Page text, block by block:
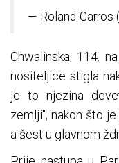
— Roland-Garros
Chwalinska, 114.
nositeljice stigla
je to njezina
zemlji", nakon što
a šest u glavnom